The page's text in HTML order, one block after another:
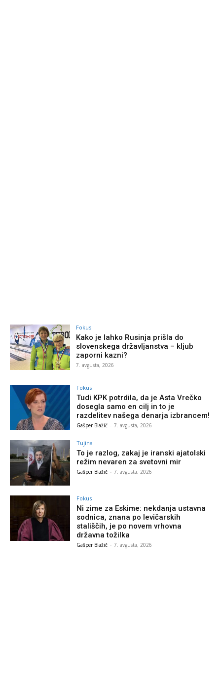
Fokus
Kako je lahko Rusinja prišla do
slovenskega državljanstva – kljub
zaporni kazni?
7. avgusta, 2026
Fokus
Tudi KPK potrdila, da je Asta Vrečko
dosegla samo en cilj in to je
razdelitev našega denarja izbrancem!
Gašper Blažič - 7. avgusta, 2026
Tujina
To je razlog, zakaj je iranski ajatolski
režim nevaren za svetovni mir
Gašper Blažič - 7. avgusta, 2026
Fokus
Ni zime za Eskime: nekdanja ustavna
sodnica, znana po levičarskih
stališčih, je po novem vrhovna
državna tožilka
Gašper Blažič - 7. avgusta, 2026